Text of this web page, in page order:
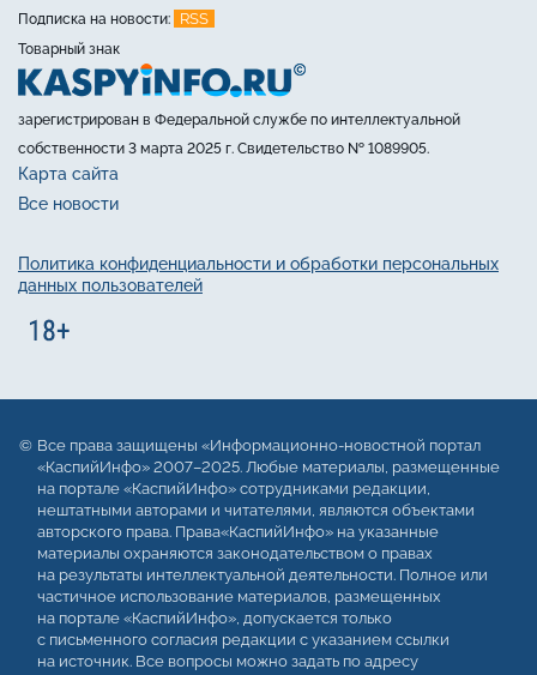
Подписка на новости:
RSS
Товарный знак
зарегистрирован в Федеральной службе по интеллектуальной
собственности 3 марта 2025 г. Свидетельство № 1089905.
Карта сайта
Все новости
Политика конфиденциальности и обработки персональных
данных пользователей
Все права защищены «Информационно-новостной портал
«КаспийИнфо» 2007–2025. Любые материалы, размещенные
на портале «КаспийИнфо» сотрудниками редакции,
нештатными авторами и читателями, являются объектами
авторского права. Права«КаспийИнфо» на указанные
материалы охраняются законодательством о правах
на результаты интеллектуальной деятельности. Полное или
частичное использование материалов, размещенных
на портале «КаспийИнфо», допускается только
с письменного согласия редакции с указанием ссылки
на источник. Все вопросы можно задать по адресу